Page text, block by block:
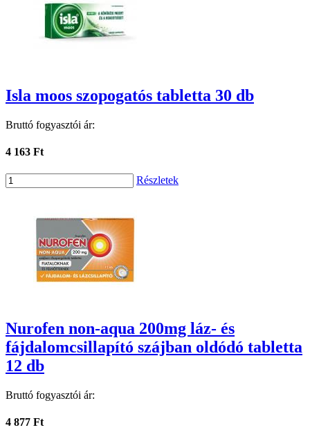
Isla moos szopogatós tabletta 30 db
Bruttó fogyasztói ár:
4 163 Ft
Részletek
Nurofen non-aqua 200mg láz- és
fájdalomcsillapító szájban oldódó tabletta
12 db
Bruttó fogyasztói ár:
4 877 Ft